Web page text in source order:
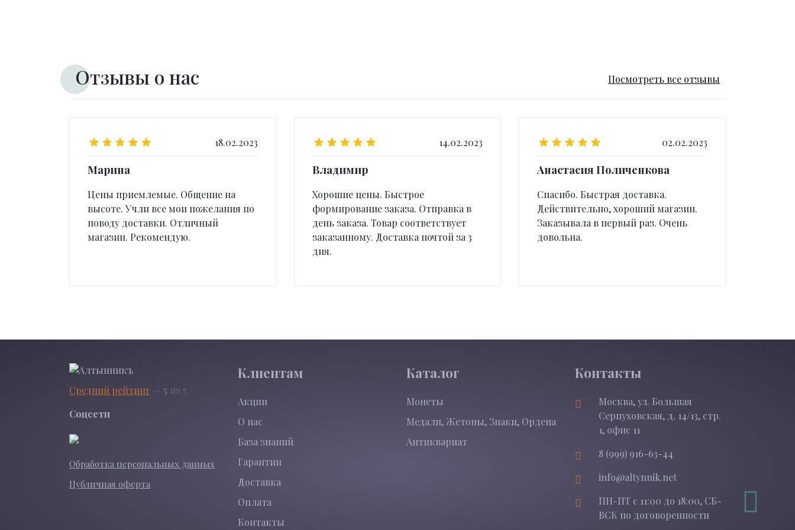
Отзывы о нас Посмотреть все отзывы
18.02.2023
Марина
Цены приемлемые. Общение на
высоте. Учли все мои пожелания по
поводу доставки. Отличный
магазин. Рекомендую.
14.02.2023
Владимир
Хорошие цены. Быстрое
формирование заказа. Отправка в
день заказа. Товар соответствует
заказанному. Доставка почтой за 3
дня.
02.02.2023
Анастасия Поличенкова
Спасибо. Быстрая доставка.
Действительно, хороший магазин.
Заказывала в первый раз. Очень
довольна.
Средний рейтинг — 5 из 5
Соцсети
Обработка персональных данных
Публичная оферта
Клиентам
Акции
О нас
База знаний
Гарантии
Доставка
Оплата
Контакты
Каталог
Монеты
Медали, Жетоны, Знаки, Ордена
Антиквариат
Контакты
Москва, ул. Большая
Серпуховская, д. 14/13, стр.
1, офис 11
8 (999) 916-63-44
info@altynnik.net
ПН-ПТ с 11:00 до 18:00, СБ-
ВСК по договоренности